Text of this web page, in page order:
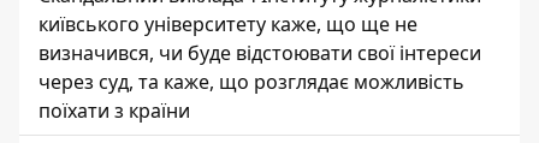
київського університету каже, що ще не
визначився, чи буде відстоювати свої інтереси
через суд, та каже, що розглядає можливість
поїхати з країни